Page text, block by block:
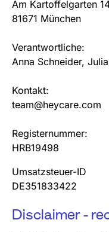
Am Kartoffelgarten
81671 München
Verantwortliche:
Anna Schneider,
Kontakt:
team@heycare.com
Registernummer:
HRB19498
Umsatzsteuer-ID
DE351833422
Disclaimer -